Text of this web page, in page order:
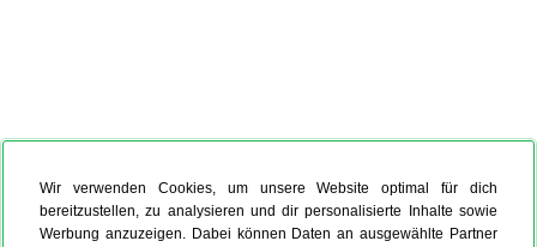
Wir verwenden Cookies, um unsere Website optimal für dich
bereitzustellen, zu analysieren und dir personalisierte Inhalte sowie
Werbung anzuzeigen. Dabei können Daten an ausgewählte Partner